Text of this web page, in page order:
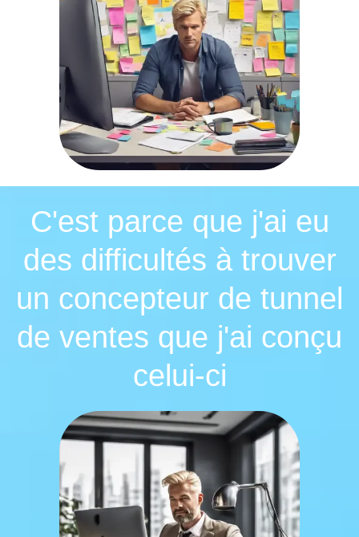
C'est parce que j'ai eu
des difficultés à trouver
un concepteur de tunnel
de ventes que j'ai conçu
celui-ci